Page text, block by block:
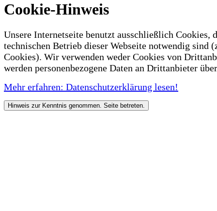
Cookie-Hinweis
Unsere Internetseite benutzt ausschließlich Cookies,
technischen Betrieb dieser Webseite notwendig sind
Cookies). Wir verwenden weder Cookies von
werden personenbezogene Daten an Drittanbieter
Mehr erfahren: Datenschutzerklärung lesen!
Hinweis zur Kenntnis genommen. Seite betreten.